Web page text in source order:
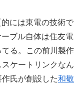
には東電の技術で
ブル自体は住友電
る。この前川製作
ケートリンクなん
氏が創設した和敬